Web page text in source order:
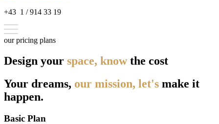
+43 1 / 914 33 19
our pricing plans
Design your space, knowthe cost
Your dreams, our mission, let's make it
happen.
Basic Plan